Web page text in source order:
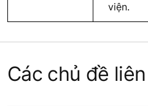
viện.
Các chủ đề